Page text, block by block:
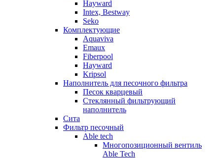
Hayward
Intex, Bestway
Seko
Комплектующие
Aquaviva
Emaux
Fiberpool
Hayward
Kripsol
Наполнитель для песочного фильтра
Песок кварцевый
Стеклянный фильтрующий
наполнитель
Сита
Фильтр песочный
Able tech
Многопозиционный вентиль
Able Tech